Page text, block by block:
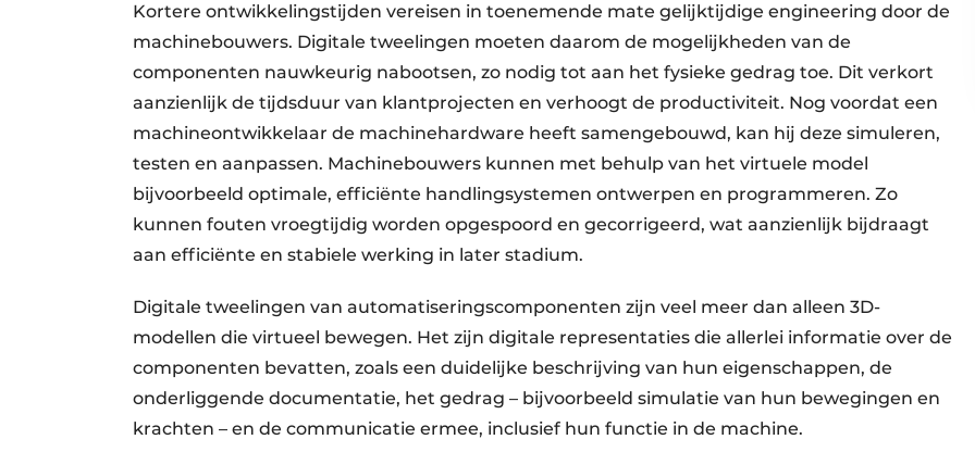
Kortere ontwikkelingstijden vereisen in toenemende mate gelijktijdige engineering door de
machinebouwers. Digitale tweelingen moeten daarom de mogelijkheden van de
componenten nauwkeurig nabootsen, zo nodig tot aan het fysieke gedrag toe. Dit verkort
aanzienlijk de tijdsduur van klantprojecten en verhoogt de productiviteit. Nog voordat een
machineontwikkelaar de machinehardware heeft samengebouwd, kan hij deze simuleren,
testen en aanpassen. Machinebouwers kunnen met behulp van het virtuele model
bijvoorbeeld optimale, efficiënte handlingsystemen ontwerpen en programmeren. Zo
kunnen fouten vroegtijdig worden opgespoord en gecorrigeerd, wat aanzienlijk bijdraagt
aan efficiënte en stabiele werking in later stadium.
Digitale tweelingen van automatiseringscomponenten zijn veel meer dan alleen 3D-
modellen die virtueel bewegen. Het zijn digitale representaties die allerlei informatie over de
componenten bevatten, zoals een duidelijke beschrijving van hun eigenschappen, de
onderliggende documentatie, het gedrag – bijvoorbeeld simulatie van hun bewegingen en
krachten – en de communicatie ermee, inclusief hun functie in de machine.